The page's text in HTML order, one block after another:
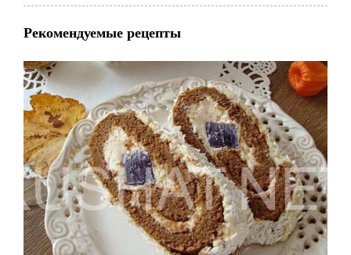
Рекомендуемые рецепты